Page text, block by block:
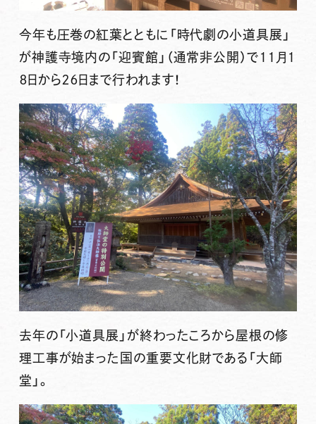
今年も圧巻の紅葉とともに「時代劇の小道具展」
が神護寺境内の「迎賓館」（通常非公開）で１１月１
８日から２６日まで行われます！
去年の「小道具展」が終わったころから屋根の修
理工事が始まった国の重要文化財である「大師
堂」。